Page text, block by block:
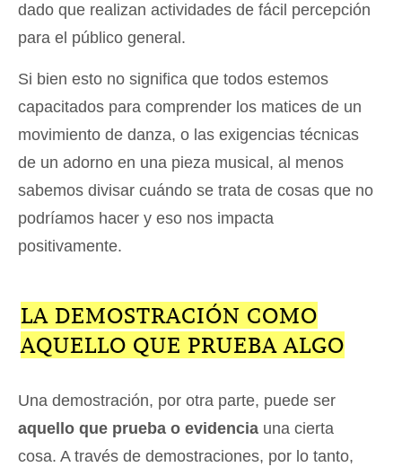
dado que realizan actividades de fácil percepción
para el público general.
Si bien esto no significa que todos estemos
capacitados para comprender los matices de un
movimiento de danza, o las exigencias técnicas
de un adorno en una pieza musical, al menos
sabemos divisar cuándo se trata de cosas que no
podríamos hacer y eso nos impacta
positivamente.
LA DEMOSTRACIÓN COMO
AQUELLO QUE PRUEBA ALGO
Una demostración, por otra parte, puede ser
aquello que prueba o evidencia una cierta
cosa. A través de demostraciones, por lo tanto,